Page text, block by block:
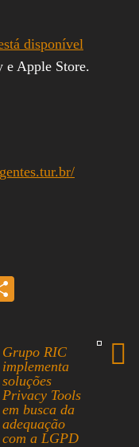
disponível
e Apple Store.
Grupo RIC
implementa
soluções
Privacy Tools
em busca da
adequação
com a LGPD